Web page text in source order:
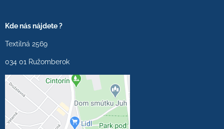
Kde nás nájdete ?
Textilná 2569
034 01 Ružomberok
Externý obsah je
blokovaný Voľbami
súkromia